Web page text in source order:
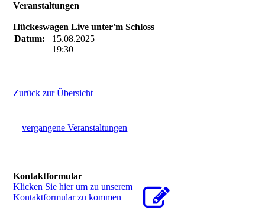
Veranstaltungen
Hückeswagen Live unter'm Schloss
Datum:
15.08.2025
19:30
Zurück zur Übersicht
vergangene Veranstaltungen
Kontaktformular
Klicken Sie hier um zu unserem
Kon­takt­for­mu­lar zu kommen